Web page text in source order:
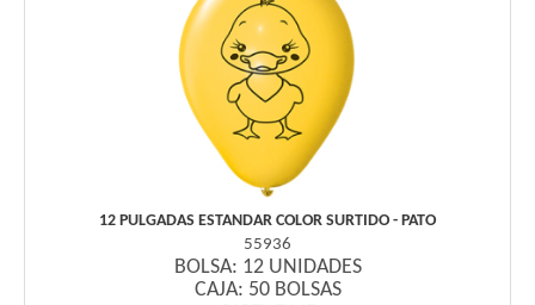
12 PULGADAS ESTANDAR COLOR SURTIDO - PATO
55936
BOLSA: 12 UNIDADES
CAJA: 50 BOLSAS